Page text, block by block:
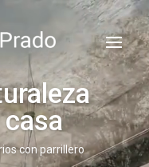
con parrillero